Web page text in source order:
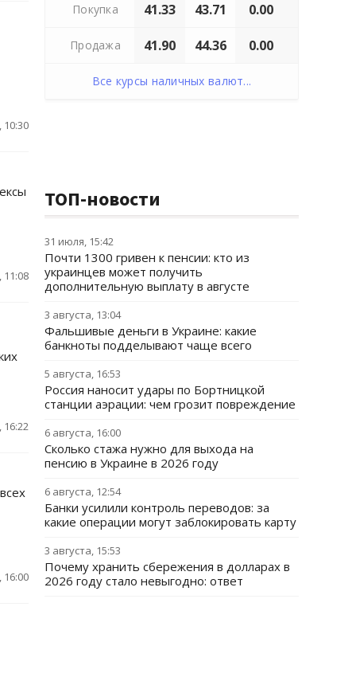
10:30
11:08
16:22
16:00
Покупка 41.33 43.71 0.00
Продажа 41.90 44.36 0.00
Все курсы наличных валют...
ТОП-новости
31 июля, 15:42
Почти 1300 гривен к пенсии: кто из
украинцев может получить
дополнительную выплату в августе
3 августа, 13:04
Фальшивые деньги в Украине: какие
банкноты подделывают чаще всего
5 августа, 16:53
Россия наносит удары по Бортницкой
станции аэрации: чем грозит повреждение
6 августа, 16:00
Сколько стажа нужно для выхода на
пенсию в Украине в 2026 году
6 августа, 12:54
Банки усилили контроль переводов: за
какие операции могут заблокировать карту
3 августа, 15:53
Почему хранить сбережения в долларах в
2026 году стало невыгодно: ответ